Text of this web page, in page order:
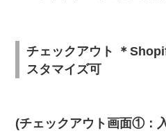
チェックアウト ＊
スタマイズ可
(チェックアウト画面①：